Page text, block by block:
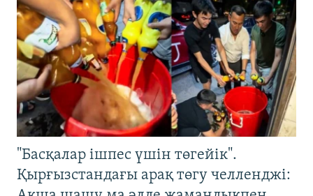
"Басқалар ішпес үшін төгейік".
Қырғызстандағы арақ төгу челленджі: